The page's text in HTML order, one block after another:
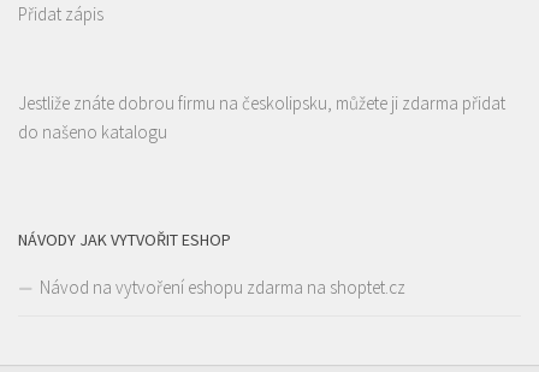
Přidat zápis
Jestliže znáte dobrou firmu na českolipsku, můžete ji zdarma přidat
do našeno katalogu
NÁVODY JAK VYTVOŘIT ESHOP
Návod na vytvoření eshopu zdarma na shoptet.cz